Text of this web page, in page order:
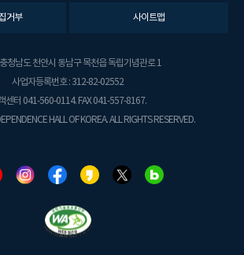
거부 사이트맵
청남도 천안시 동남구 목천읍 독립기념관로 1
사업자등록번호 : 312-82-02552
센터 041-560-0114. FAX 041-557-8167.
HALL OF KOREA. ALL RIGHTS RESERVED.